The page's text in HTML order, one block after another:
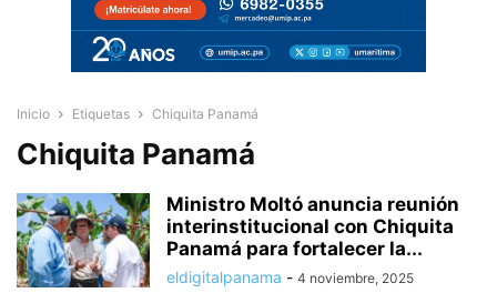
Inicio Etiquetas Chiquita Panamá
Chiquita Panamá
Ministro Moltó anuncia reunión
interinstitucional con Chiquita
Panamá para fortalecer la...
eldigitalpanama - 4 noviembre, 2025